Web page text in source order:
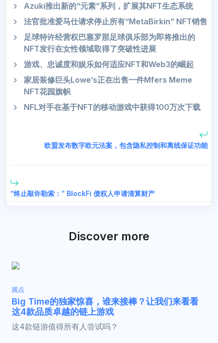
Azuki推出新的“元素”系列，扩展其NFT生态系统
法官批准爱马仕请求停止所有“MetaBirkin” NFT销售
足球特许经营权巴塞罗那足球俱乐部为即将推出的
NFT发行在女性领域取得了突破性进展
游戏、忠诚度和娱乐如何适应NFT和Web3的崛起
家居装修巨头Lowe’s正在出售一件Mfers Meme
NFT花园旗帜
NFL对手在基于NFT的移动游戏中获得100万次下载
欧盟发布数字欧元法案，包含隐私控制和离线保证功能
“终止敲诈勒索：” BlockFi 债权人申请清算财产
Discover more
观点
Big Time的独家惊喜，谁来接棒？让我们来看看
这4款品质卓越的链上游戏
这4款链游值得所有人尝试吗？